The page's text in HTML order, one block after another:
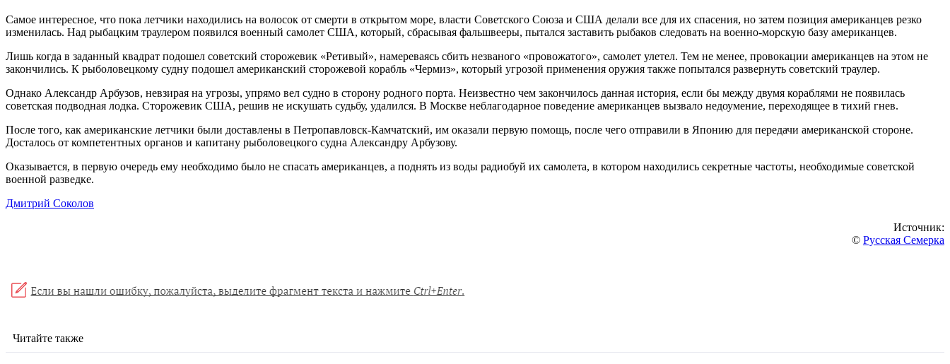
Самое интересное, что пока летчики находились на волосок от смерти в открытом море, власти Советского Союза и США делали все для их спасения, но затем позиция американцев резко
изменилась. Над рыбацким траулером появился военный самолет США, который, сбрасывая фальшвееры, пытался заставить рыбаков следовать на военно-морскую базу американцев.
Лишь когда в заданный квадрат подошел советский сторожевик «Ретивый», намереваясь сбить незваного «провожатого», самолет улетел. Тем не менее, провокации американцев на этом не
закончились. К рыболовецкому судну подошел американский сторожевой корабль «Чермиз», который угрозой применения оружия также попытался развернуть советский траулер.
Однако Александр Арбузов, невзирая на угрозы, упрямо вел судно в сторону родного порта. Неизвестно чем закончилось данная история, если бы между двумя кораблями не появилась
советская подводная лодка. Сторожевик США, решив не искушать судьбу, удалился. В Москве неблагодарное поведение американцев вызвало недоумение, переходящее в тихий гнев.
После того, как американские летчики были доставлены в Петропавловск-Камчатский, им оказали первую помощь, после чего отправили в Японию для передачи американской стороне.
Досталось от компетентных органов и капитану рыболовецкого судна Александру Арбузову.
Оказывается, в первую очередь ему необходимо было не спасать американцев, а поднять из воды радиобуй их самолета, в котором находились секретные частоты, необходимые советской
военной разведке.
Дмитрий Соколов
Источник:
© Русская Семерка
Читайте также